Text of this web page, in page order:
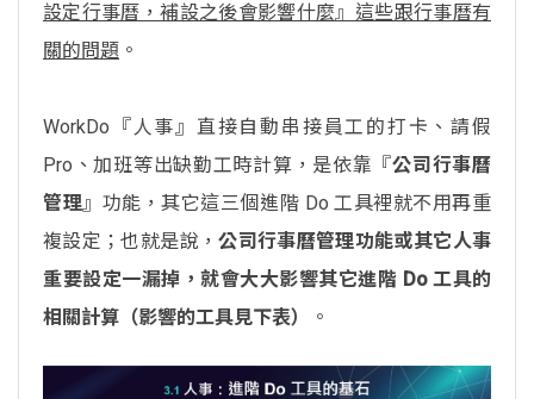
設定行事曆，補設之後會影響什麼』這些跟行事曆有
關的問題 。
WorkDo『人事』直接自動串接員工的打卡、請假
Pro、加班等出缺勤工時計算，是依靠『公司行事曆
管理』功能，其它這三個進階 Do 工具裡就不用再重
複設定；也就是說，公司行事曆管理功能或其它人事
重要設定一漏掉，就會大大影響其它進階 Do 工具的
相關計算（影響的工具見下表）
。